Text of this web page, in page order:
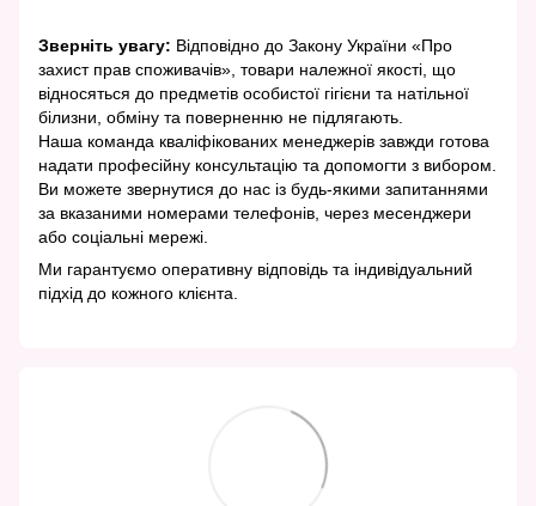
Зверніть увагу: Відповідно до Закону України «Про
захист прав споживачів», товари належної якості, що
відносяться до предметів особистої гігієни та натільної
білизни, обміну та поверненню не підлягають.
Наша команда кваліфікованих менеджерів завжди готова
надати професійну консультацію та допомогти з вибором.
Ви можете звернутися до нас із будь-якими запитаннями
за вказаними номерами телефонів, через месенджери
або соціальні мережі.
Ми гарантуємо оперативну відповідь та індивідуальний
підхід до кожного клієнта.